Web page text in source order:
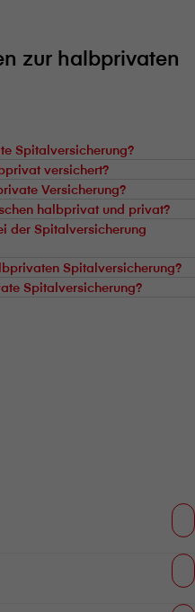
zur halbprivaten
Spitalversicherung?
versichert?
Versicherung?
halbprivat und privat?
der Spitalversicherung
Spitalversicherung?
Spitalversicherung?